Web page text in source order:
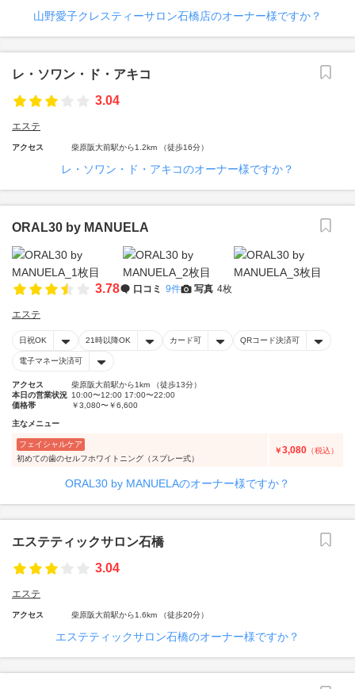
山野愛子クレスティーサロン石橋店のオーナー様ですか？
レ・ソワン・ド・アキコ
3.04
エステ
アクセス 柴原阪大前駅から1.2km （徒歩16分）
レ・ソワン・ド・アキコのオーナー様ですか？
ORAL30 by MANUELA
3.78 口コミ 9件 写真 4枚
エステ
日祝OK 21時以降OK カード可 QRコード決済可
電子マネー決済可
アクセス
柴原阪大前駅から1km （徒歩13分）
本日の営業状況 10:00〜12:00 17:00〜22:00
価格帯
￥3,080〜￥6,600
主なメニュー
フェイシャルケア
初めての歯のセルフホワイトニング（スプレー式）
￥3,080 （税込）
ORAL30 by MANUELAのオーナー様ですか？
エステティックサロン石橋
3.04
エステ
アクセス 柴原阪大前駅から1.6km （徒歩20分）
エステティックサロン石橋のオーナー様ですか？